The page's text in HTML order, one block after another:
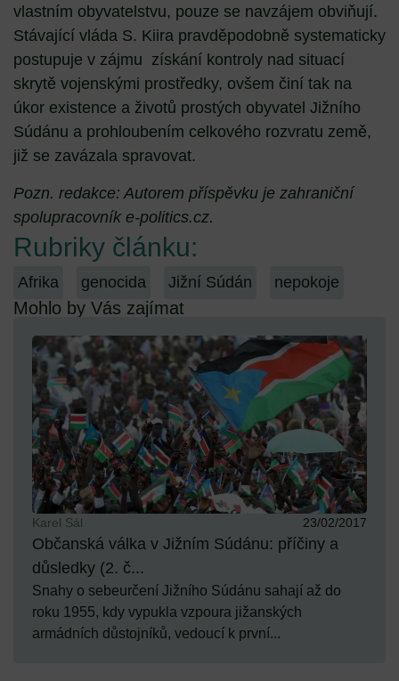
vlastním obyvatelstvu, pouze se navzájem obviňují.
Stávající vláda S. Kiira pravděpodobně systematicky
postupuje v zájmu získání kontroly nad situací
skrytě vojenskými prostředky, ovšem činí tak na
úkor existence a životů prostých obyvatel Jižního
Súdánu a prohloubením celkového rozvratu země,
již se zavázala spravovat.
Pozn. redakce: Autorem příspěvku je zahraniční
spolupracovník e-politics.cz.
Rubriky článku:
Afrika genocida Jižní Súdán nepokoje
Mohlo by Vás zajímat
Karel Sál 23/02/2017
Občanská válka v Jižním Súdánu: příčiny a
důsledky (2. č...
Snahy o sebeurčení Jižního Súdánu sahají až do
roku 1955, kdy vypukla vzpoura jižanských
armádních důstojníků, vedoucí k první...